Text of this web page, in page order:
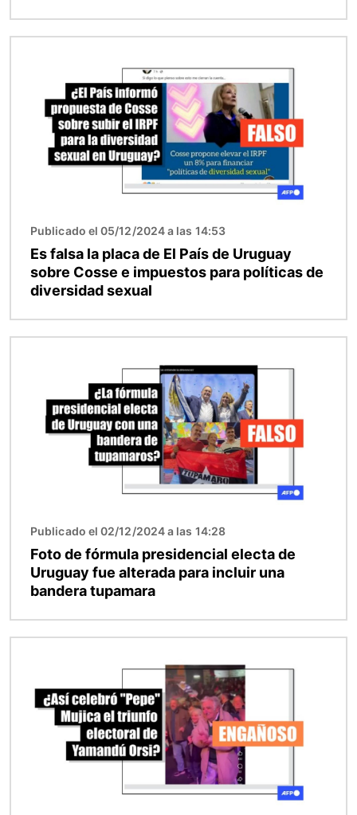
Publicado el 05/12/2024 a las 14:53
Es falsa la placa de El País de Uruguay
sobre Cosse e impuestos para políticas de
diversidad sexual
Publicado el 02/12/2024 a las 14:28
Foto de fórmula presidencial electa de
Uruguay fue alterada para incluir una
bandera tupamara